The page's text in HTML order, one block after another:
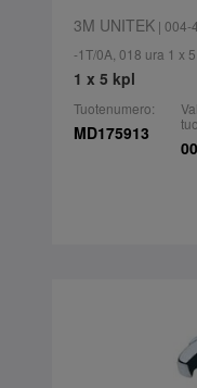
3M UNITEK| 004-
-1T/0A, 018 ura 1 x
1 x 5 kpl
Tuotenumero:
MD175913